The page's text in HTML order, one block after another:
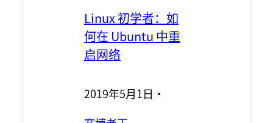
Linux 初学者：如
何在 Ubuntu 中重
启网络
2019年5月1日 ·